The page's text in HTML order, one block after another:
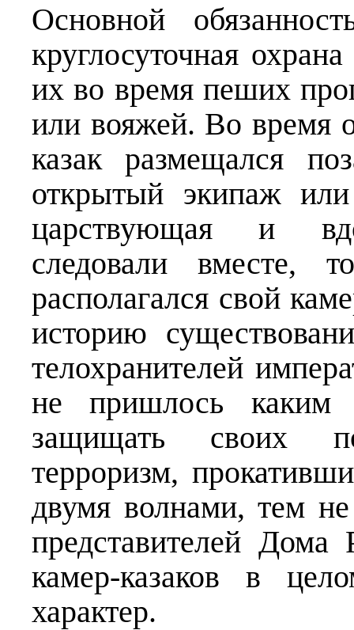
Основной
круглосуточная
их во время пеших
или вояжей. Во время
казак размещался
открытый экипаж
царствующая и
следовали вместе,
располагался свой
историю
телохранителей
не пришлось
защищать своих
терроризм,
двумя волнами, тем
представителей
камер-казаков в
характер.